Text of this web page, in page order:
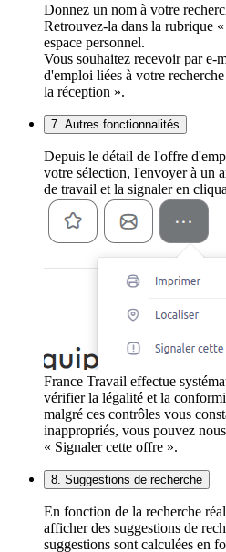
Donnez un nom à votre
Retrouvez-la dans la rubrique
espace personnel.
Vous souhaitez recevoir par e-
d'emploi liées à votre
la réception ».
7. Autres fonctionnalités
Depuis le détail de l'offre
votre sélection, l'envoyer à un
de travail et la signaler en
France Travail effectue
vérifier la légalité et la
malgré ces contrôles vous
inappropriés, vous pouvez
« Signaler cette offre ».
8. Suggestions de recherche
En fonction de la recherche
afficher des suggestions de
suggestions sont calculées en